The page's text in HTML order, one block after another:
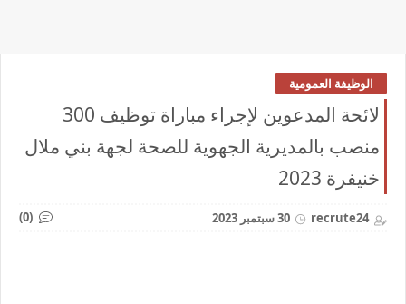
الوظيفة العمومية
لائحة المدعوين لإجراء مباراة توظيف 300
منصب بالمديرية الجهوية للصحة لجهة بني ملال
خنيفرة 2023
recrute24 30 سبتمبر 2023 (0)